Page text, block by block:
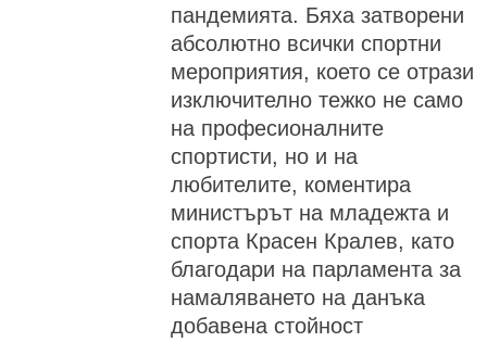
пандемията. Бяха затворени
абсолютно всички спортни
мероприятия, което се отрази
изключително тежко не само
на професионалните
спортисти, но и на
любителите, коментира
министърът на младежта и
спорта Красен Кралев, като
благодари на парламента за
намаляването на данъка
добавена стойност